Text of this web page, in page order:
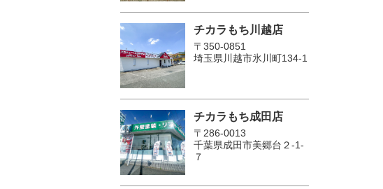
チカラもち川越店
〒350-0851
埼玉県川越市氷川町134-1
チカラもち成田店
〒286-0013
千葉県成田市美郷台２‐1‐
７